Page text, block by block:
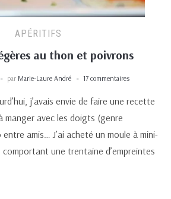
APÉRITIFS
au thon et poivrons
par Marie-Laure André 17 commentaires
j’avais envie de faire une recette
manger avec les doigts (genre
amis… J’ai acheté un moule à mini-
une trentaine d’empreintes